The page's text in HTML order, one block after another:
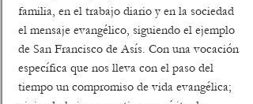
familia, en el trabajo diario y en la sociedad
el mensaje evangélico, siguiendo el ejemplo
de San Francisco de Asís. Con una vocación
específica que nos lleva con el paso del
tiempo un compromiso de vida evangélica;